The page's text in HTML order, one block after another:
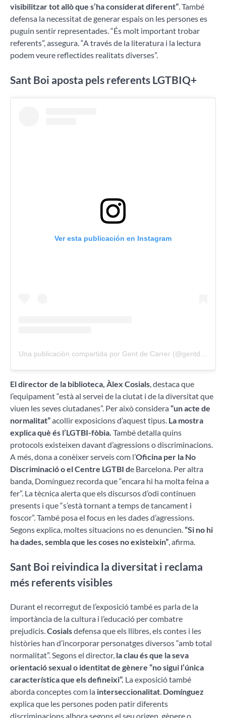
visibilitzar tot allò que s’ha considerat diferent”. També
defensa la necessitat de generar espais on les persones es
puguin sentir representades. “És molt important trobar
referents”, assegura. “A través de la literatura i la lectura
podem veure reflectides realitats diverses”.
Sant Boi aposta pels referents LGTBIQ+
Ver esta publicación en Instagram
El director de la biblioteca, Àlex Cosials, destaca que
l’equipament “està al servei de la ciutat i de la diversitat que
viuen les seves ciutadanes”. Per això considera“un acte de
normalitat”acollir exposicions d’aquest tipus. La mostra
explica què és l’LGTBI-fòbia. També detalla quins
protocols existeixen davant d’agressions o discriminacions.
A més, dona a conèixer serveis com l’Oficina per la No
Discriminació o el Centre LGTBI de Barcelona. Per altra
banda, Domínguez recorda que “encara hi ha molta feina a
fer”. La tècnica alerta que els discursos d’odi continuen
presents i que “s’està tornant a temps de tancament i
foscor”. També posa el focus en les dades d’agressions.
Segons explica, moltes situacions no es denuncien.“Si no hi
ha dades, sembla que les coses no existeixin”, afirma.
Sant Boi reivindica la diversitat i reclama
més referents visibles
Durant el recorregut de l’exposició també es parla de la
importància de la cultura i l’educació per combatre
prejudicis. Cosialsdefensa que els llibres, els contes i les
històries han d’incorporar personatges diversos “amb total
normalitat”. Segons el director, la clau és que la seva
orientació sexual o identitat de gènere “no sigui l’única
característica que els defineixi”. La exposició també
aborda conceptes com la interseccionalitat Domínguez
explica que les persones poden patir diferents
discriminacions alhora segons el seu origen, gènere o